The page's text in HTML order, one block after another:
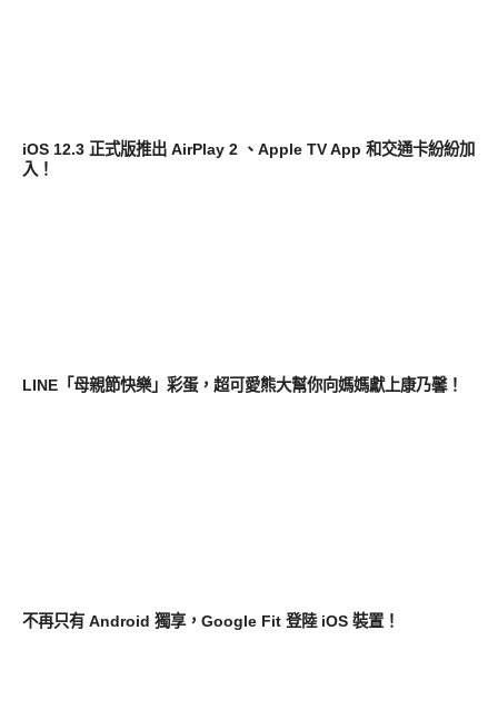
iOS 12.3 正式版推出 AirPlay 2 、Apple TV App 和交通卡紛紛加
入！
LINE「母親節快樂」彩蛋，超可愛熊大幫你向媽媽獻上康乃馨！
不再只有 Android 獨享，Google Fit 登陸 iOS 裝置！